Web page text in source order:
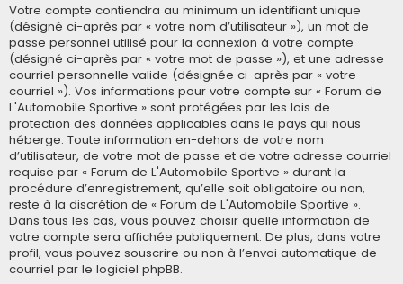
Votre compte contiendra au minimum un identifiant unique
(désigné ci-après par « votre nom d’utilisateur »), un mot de
passe personnel utilisé pour la connexion à votre compte
(désigné ci-après par « votre mot de passe »), et une adresse
courriel personnelle valide (désignée ci-après par « votre
courriel »). Vos informations pour votre compte sur « Forum de
L'Automobile Sportive » sont protégées par les lois de
protection des données applicables dans le pays qui nous
héberge. Toute information en-dehors de votre nom
d’utilisateur, de votre mot de passe et de votre adresse courriel
requise par « Forum de L'Automobile Sportive » durant la
procédure d’enregistrement, qu’elle soit obligatoire ou non,
reste à la discrétion de « Forum de L'Automobile Sportive ».
Dans tous les cas, vous pouvez choisir quelle information de
votre compte sera affichée publiquement. De plus, dans votre
profil, vous pouvez souscrire ou non à l’envoi automatique de
courriel par le logiciel phpBB.